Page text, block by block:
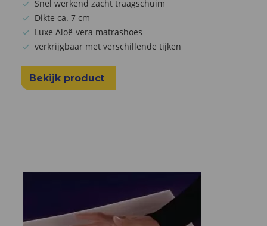
Snel werkend zacht traagschuim
Dikte ca. 7 cm
Luxe Aloë-vera matrashoes
verkrijgbaar met verschillende tijken
Bekijk product